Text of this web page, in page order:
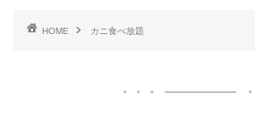
HOME カニ食べ放題